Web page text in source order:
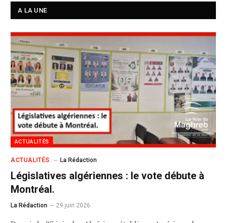
A LA UNE
ACTUALITÉS
ACTUALITÉS La Rédaction
Législatives algériennes : le vote débute à
Montréal.
La Rédaction 29 juin 2026